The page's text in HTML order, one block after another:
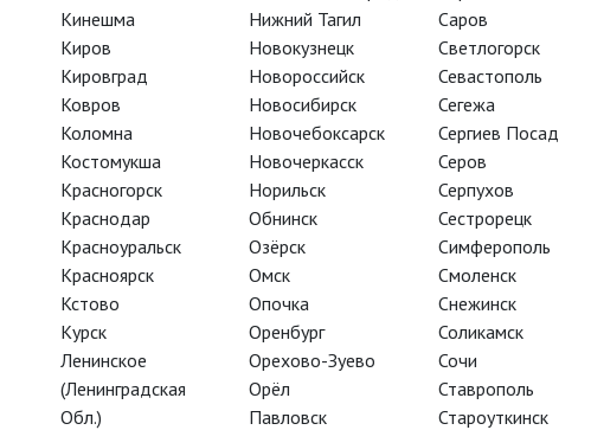
Глобус: Венецианский купец
Кинешма
Киров
Кировград
Ковров
Коломна
Костомукша
Красногорск
Краснодар
Красноуральск
Красноярск
Кстово
Курск
Ленинское
(Ленинградская
Обл.)
Нижний Тагил
Новокузнецк
Новороссийск
Новосибирск
Новочебоксарск
Новочеркасск
Норильск
Обнинск
Озёрск
Омск
Опочка
Оренбург
Орехово-Зуево
Орёл
Павловск
Саров
Светлогорск
Севастополь
Сегежа
Сергиев Посад
Серов
Серпухов
Сестрорецк
Симферополь
Смоленск
Снежинск
Соликамск
Сочи
Ставрополь
Староуткинск